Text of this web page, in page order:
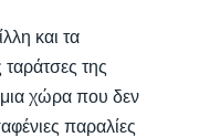
και τα
ταράτσες της
χώρα που δεν
παραλίες